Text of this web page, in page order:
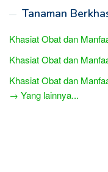
Tanaman
Khasiat Obat dan
Khasiat Obat dan
Khasiat Obat dan
→ Yang lainnya...